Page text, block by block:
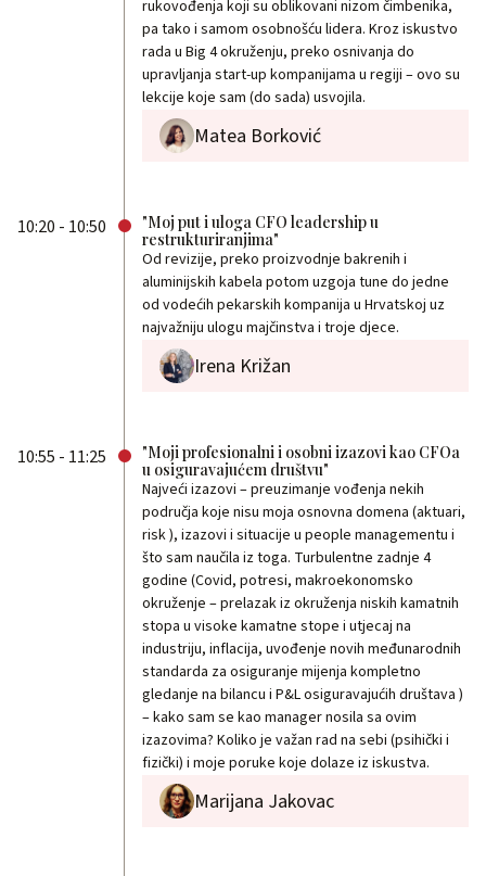
rukovođenja koji su oblikovani nizom čimbenika,
pa tako i samom osobnošću lidera. Kroz iskustvo
rada u Big 4 okruženju, preko osnivanja do
upravljanja start-up kompanijama u regiji – ovo su
lekcije koje sam (do sada) usvojila.
Matea Borković
10:20 - 10:50
"Moj put i uloga CFO leadership u
restrukturiranjima"
Od revizije, preko proizvodnje bakrenih i
aluminijskih kabela potom uzgoja tune do jedne
od vodećih pekarskih kompanija u Hrvatskoj uz
najvažniju ulogu majčinstva i troje djece.
Irena Križan
10:55 - 11:25
"Moji profesionalni i osobni izazovi kao CFOa
u osiguravajućem društvu"
Najveći izazovi – preuzimanje vođenja nekih
područja koje nisu moja osnovna domena (aktuari,
risk ), izazovi i situacije u people managementu i
što sam naučila iz toga. Turbulentne zadnje 4
godine (Covid, potresi, makroekonomsko
okruženje – prelazak iz okruženja niskih kamatnih
stopa u visoke kamatne stope i utjecaj na
industriju, inflacija, uvođenje novih međunarodnih
standarda za osiguranje mijenja kompletno
gledanje na bilancu i P&L osiguravajućih društava )
– kako sam se kao manager nosila sa ovim
izazovima? Koliko je važan rad na sebi (psihički i
fizički) i moje poruke koje dolaze iz iskustva.
Marijana Jakovac